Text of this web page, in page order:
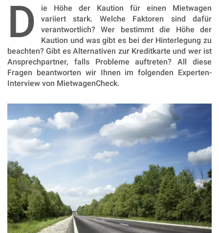
D
ie Höhe der Kaution für einen Mietwagen
variiert stark. Welche Faktoren sind dafür
verantwortlich? Wer bestimmt die Höhe der
Kaution und was gibt es bei der Hinterlegung zu
beachten? Gibt es Alternativen zur Kreditkarte und wer ist
Ansprechpartner, falls Probleme auftreten? All diese
Fragen beantworten wir Ihnen im folgenden Experten-
Interview von MietwagenCheck.